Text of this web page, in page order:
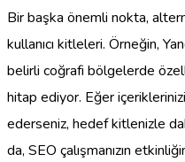
Bir başka önemli nokta,
kullanıcı kitleleri. Örneğin,
belirli coğrafi bölgelerde
hitap ediyor. Eğer
ederseniz, hedef kitlenizle
da, SEO çalışmanızın